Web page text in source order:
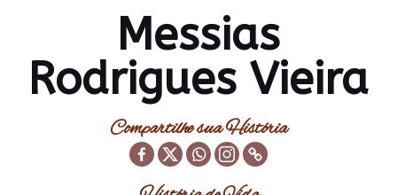
Messias
Rodrigues Vieira
Compartilhe sua História